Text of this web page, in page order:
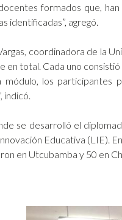
formados que,
identificadas”, agregó.
coordinadora de la
en total. Cada uno
módulo, los participantes
indicó.
se desarrolló el
Educativa (LIE).
en Utcubamba y 50 en